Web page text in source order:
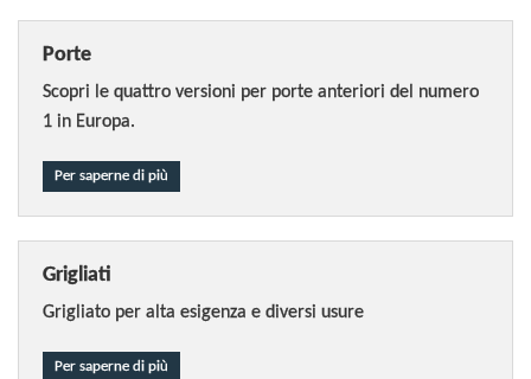
Porte
Scopri le quattro versioni per porte anteriori del numero
1 in Europa.
Per saperne di più
Grigliati
Grigliato per alta esigenza e diversi usure
Per saperne di più